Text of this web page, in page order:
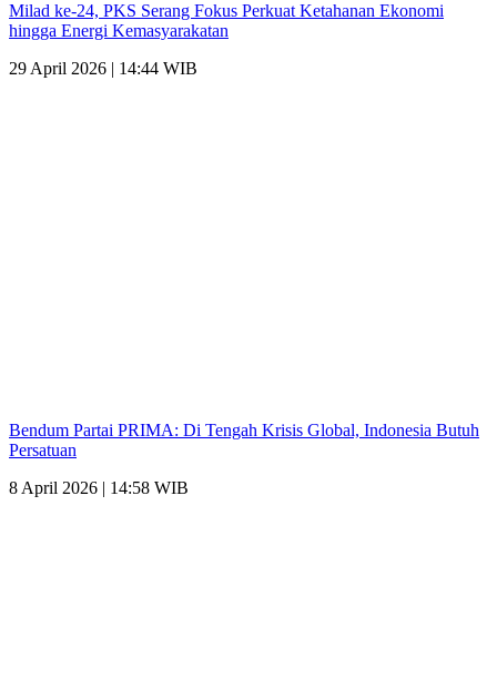
Milad ke-24, PKS Serang Fokus Perkuat Ketahanan Ekonomi
hingga Energi Kemasyarakatan
29 April 2026 | 14:44 WIB
Bendum Partai PRIMA: Di Tengah Krisis Global, Indonesia Butuh
Persatuan
8 April 2026 | 14:58 WIB